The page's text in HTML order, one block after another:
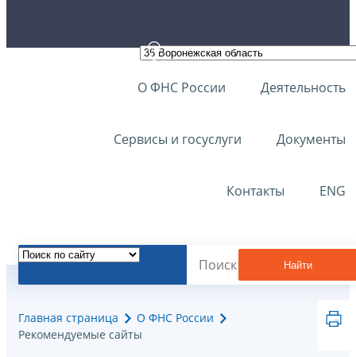
О ФНС России Деятельность
Сервисы и госуслуги Документы
Контакты ENG
Найти
Главная страница
О ФНС России
Рекомендуемые сайты